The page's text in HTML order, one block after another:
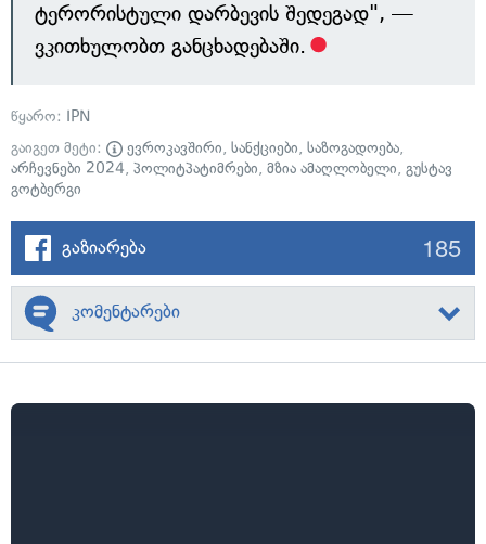
ტერორისტული დარბევის შედეგად", —
ვკითხულობთ განცხადებაში.
წყარო: IPN
გაიგეთ მეტი:
ევროკავშირი, სანქციები, საზოგადოება,
არჩევნები 2024, პოლიტპატიმრები, მზია ამაღლობელი, გუსტავ
გოტბერგი
გაზიარება 185
კომენტარები